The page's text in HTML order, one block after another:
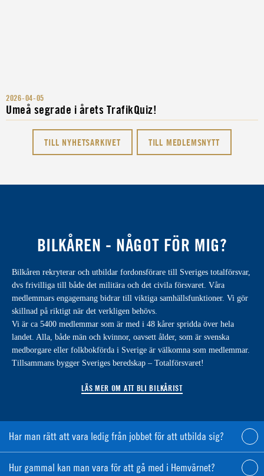
2026-04-05
Umeå segrade i årets TrafikQuiz!
TILL NYHETSARKIVET TILL MEDLEMSNYTT
BILKÅREN - NÅGOT FÖR MIG?
Bilkåren rekryterar och utbildar fordonsförare till Sveriges totalförsvar,
dvs frivilliga till både det militära och det civila försvaret. Våra
medlemmars engagemang bidrar till viktiga samhällsfunktioner. Vi gör
skillnad på riktigt när det verkligen behövs.
Vi är ca 5400 medlemmar som är med i 48 kårer spridda över hela
landet. Alla, både män och kvinnor, oavsett ålder, som är svenska
medborgare eller folkbokförda i Sverige är välkomna som medlemmar.
Tillsammans bygger Sveriges beredskap – Totalförsvaret!
LÄS MER OM ATT BLI BILKÅRIST
Har man rätt att vara ledig från jobbet för att utbilda sig?
Hur gammal kan man vara för att gå med i Hemvärnet?